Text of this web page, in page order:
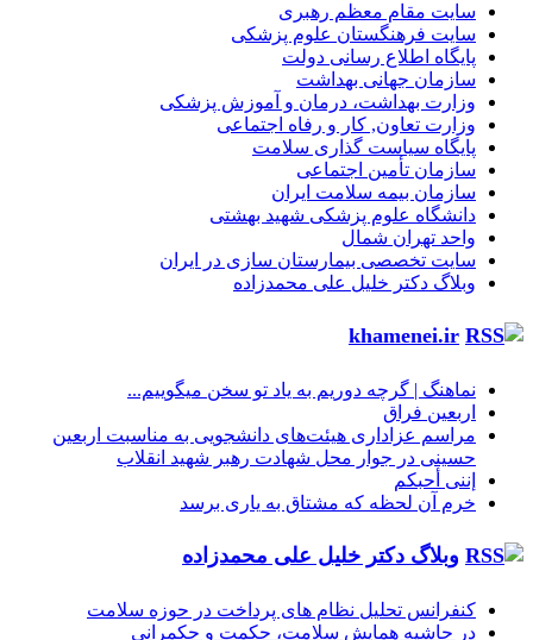
سایت مقام معظم رهبری
سایت فرهنگستان علوم پزشکی
پایگاه اطلاع رسانی دولت
سازمان جهانی بهداشت
وزارت بهداشت، درمان و آموزش پزشکی
وزارت تعاون, کار و رفاه اجتماعی
پایگاه سیاست گذاری سلامت
سازمان تأمین اجتماعی
سازمان بیمه سلامت ایران
دانشگاه علوم پزشکی شهید بهشتی
واحد تهران شمال
سایت تخصصی بیمارستان سازی در ایران
وبلاگ دکتر خلیل علی محمدزاده
khamenei.ir
نماهنگ |‌ گرچه دوریم به یاد تو سخن میگوییم...
اربعین فراق
مراسم عزاداری هیئت‌های دانشجویی به مناسبت اربعین
حسینی در جوار محل شهادت رهبر شهید انقلاب
إننی أحبکم
خرم آن لحظه که مشتاق به یاری برسد
وبلاگ دکتر خلیل علی محمدزاده
کنفرانس تحلیل نظام های پرداخت در حوزه سلامت
در حاشیه همایش سلامت، حکمت و حکمرانی